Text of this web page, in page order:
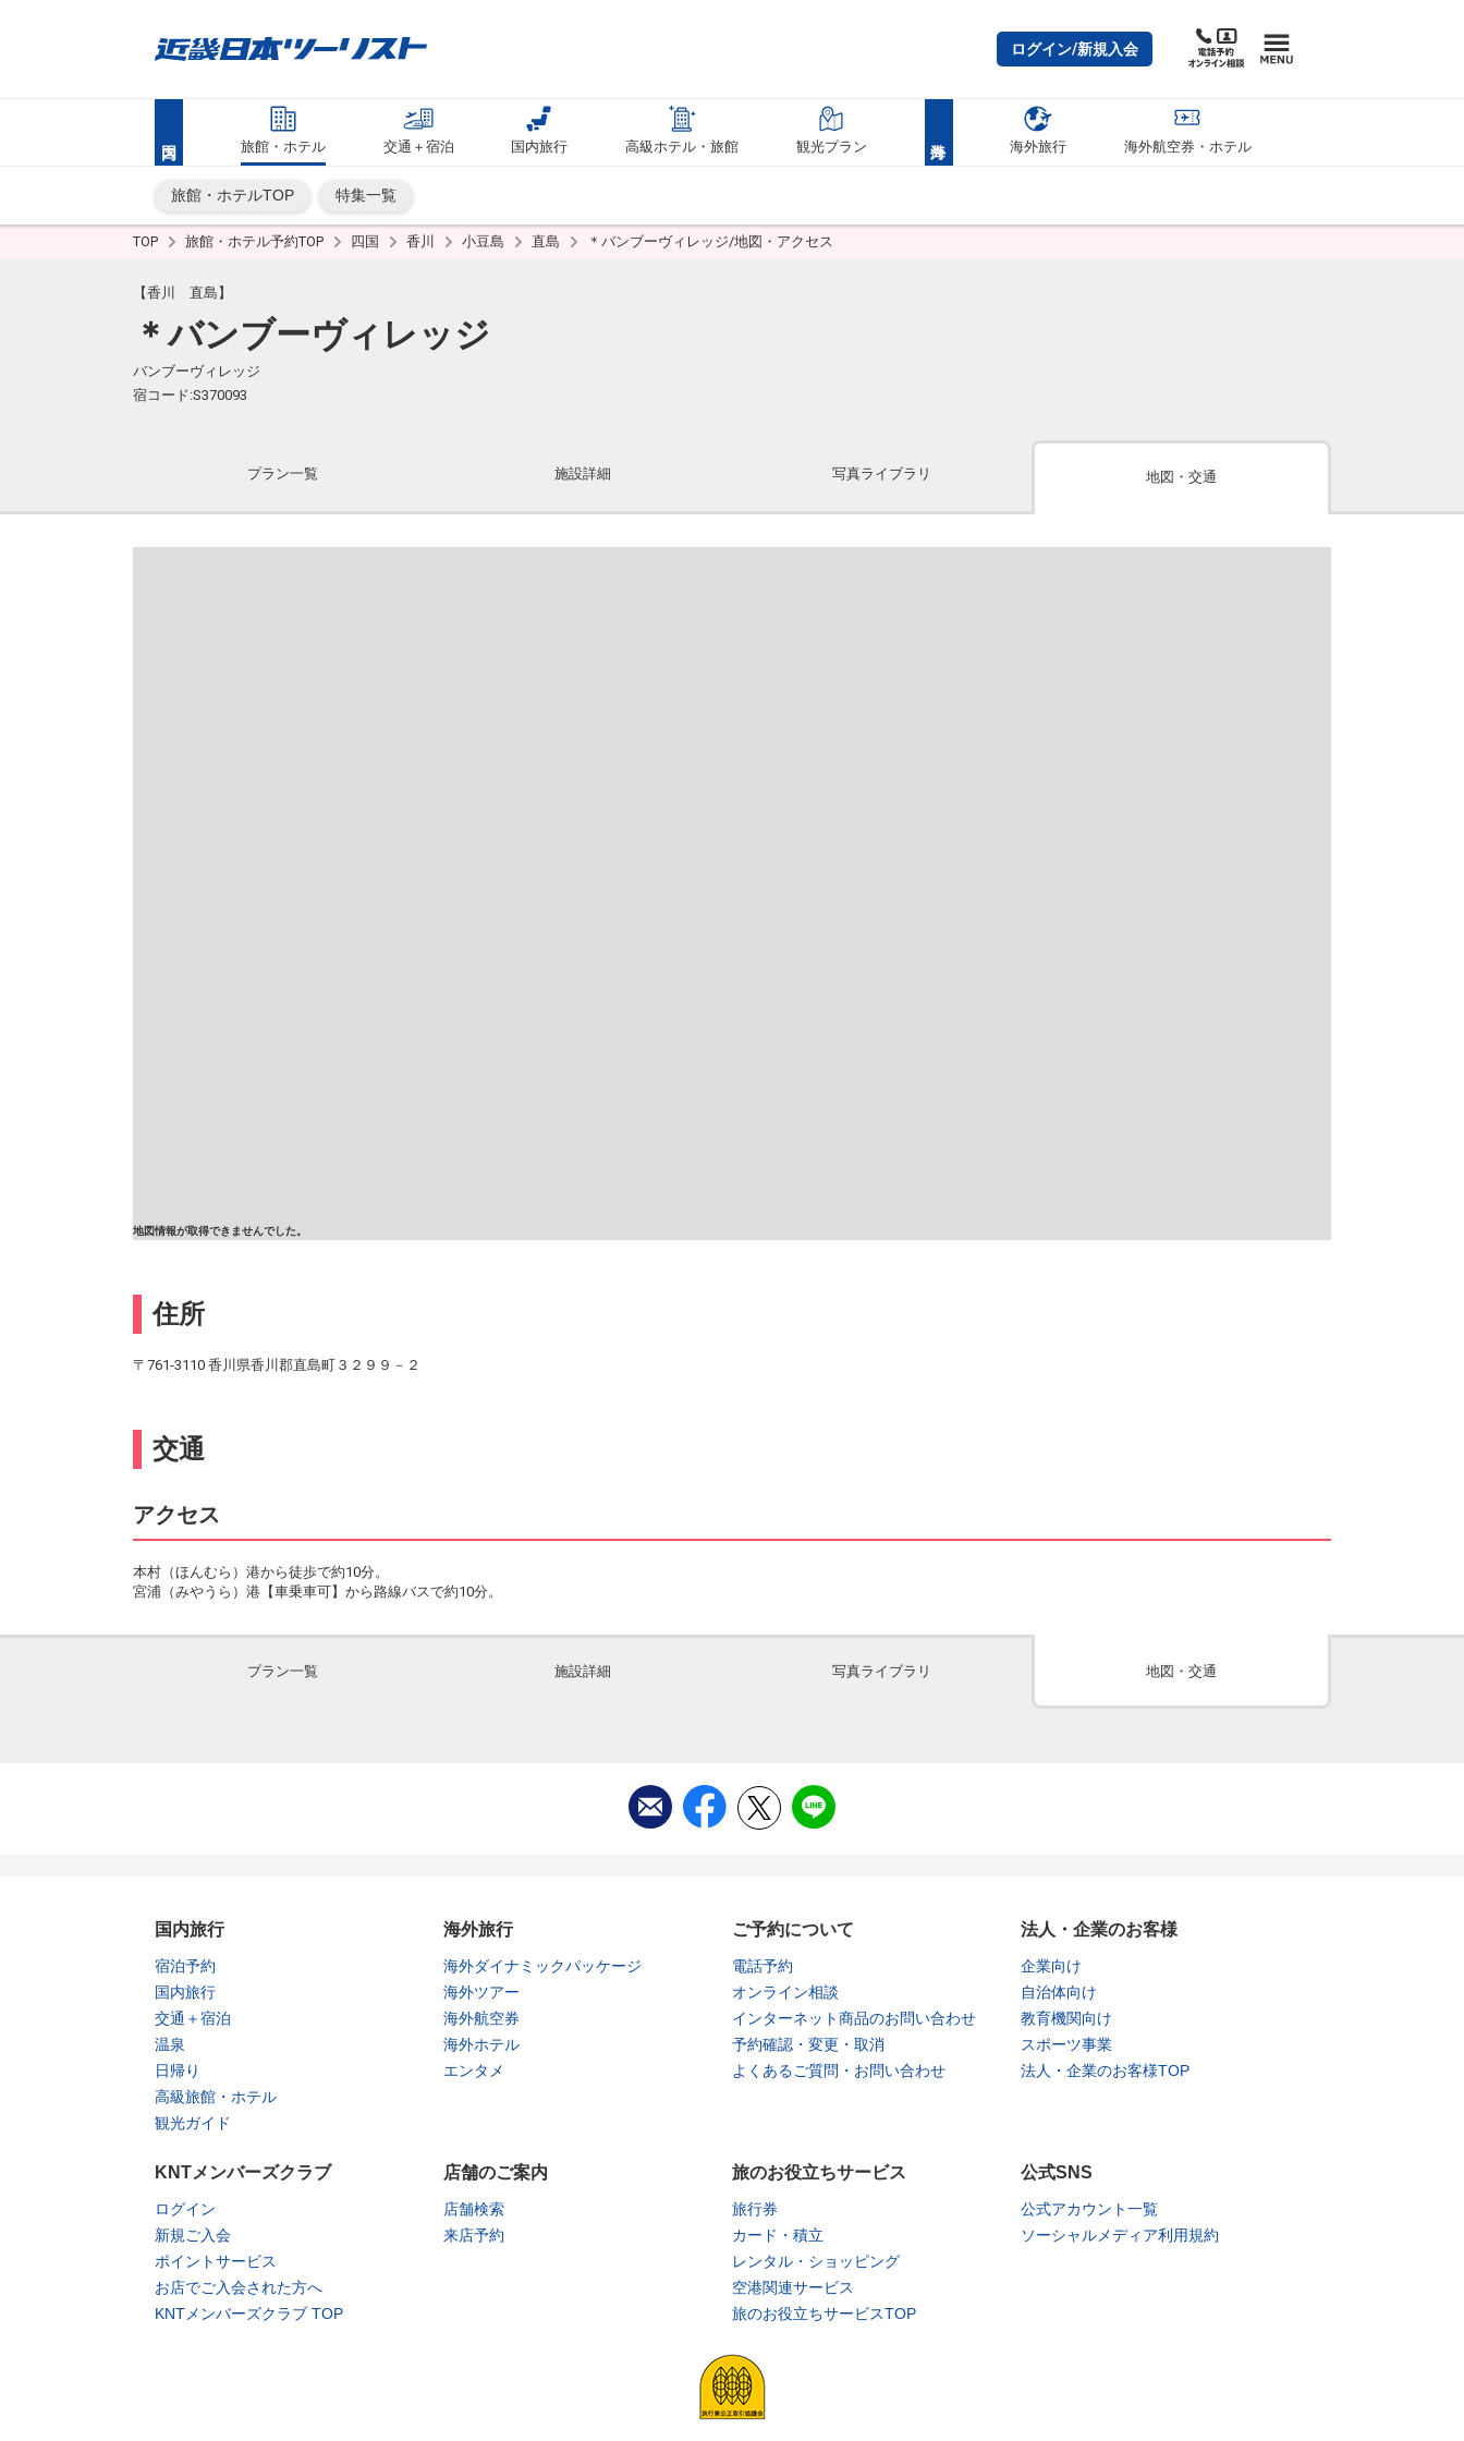
ログイン/新規入会
旅館・ホテル 交通＋宿泊 国内旅行 高級ホテル・旅館 観光プラン 海外旅行 海外航空券・ホテル
旅館・ホテルTOP 特集一覧
TOP 旅館・ホテル予約TOP 四国 香川 小豆島 直島 ＊バンブーヴィレッジ/地図・アクセス
【香川 直島】
＊バンブーヴィレッジ
バンブーヴィレッジ
宿コード:S370093
プラン一覧 施設詳細 写真ライブラリ 地図・交通
地図情報が取得できませんでした。
住所
〒761-3110 香川県香川郡直島町３２９９－２
交通
アクセス
本村（ほんむら）港から徒歩で約10分。
宮浦（みやうら）港【車乗車可】から路線バスで約10分。
プラン一覧 施設詳細 写真ライブラリ 地図・交通
国内旅行
宿泊予約
国内旅行
交通＋宿泊
温泉
日帰り
高級旅館・ホテル
観光ガイド
海外旅行
海外ダイナミックパッケージ
海外ツアー
海外航空券
海外ホテル
エンタメ
ご予約について
電話予約
オンライン相談
インターネット商品のお問い合わせ
予約確認・変更・取消
よくあるご質問・お問い合わせ
法人・企業のお客様
企業向け
自治体向け
教育機関向け
スポーツ事業
法人・企業のお客様TOP
KNTメンバーズクラブ
ログイン
新規ご入会
ポイントサービス
お店でご入会された方へ
KNTメンバーズクラブ TOP
店舗のご案内
店舗検索
来店予約
旅のお役立ちサービス
旅行券
カード・積立
レンタル・ショッピング
空港関連サービス
旅のお役立ちサービスTOP
公式SNS
公式アカウント一覧
ソーシャルメディア利用規約